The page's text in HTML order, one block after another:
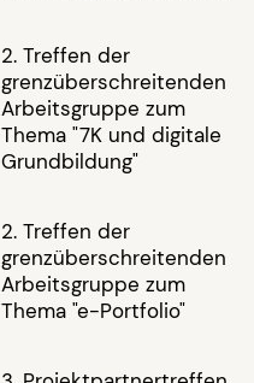
2. Treffen der
grenzüberschreitenden
Arbeitsgruppe zum
Thema "7K und digitale
Grundbildung"
2. Treffen der
grenzüberschreitenden
Arbeitsgruppe zum
Thema "e-Portfolio"